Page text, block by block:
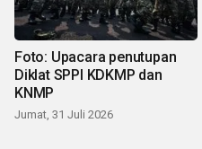
Foto: Upacara penutupan
Diklat SPPI KDKMP dan
KNMP
Jumat, 31 Juli 2026